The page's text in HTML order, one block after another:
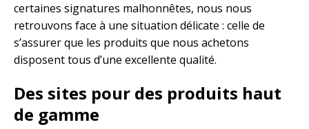
certaines signatures malhonnêtes, nous nous
retrouvons face à une situation délicate : celle de
s’assurer que les produits que nous achetons
disposent tous d’une excellente qualité.
Des sites pour des produits haut
de gamme